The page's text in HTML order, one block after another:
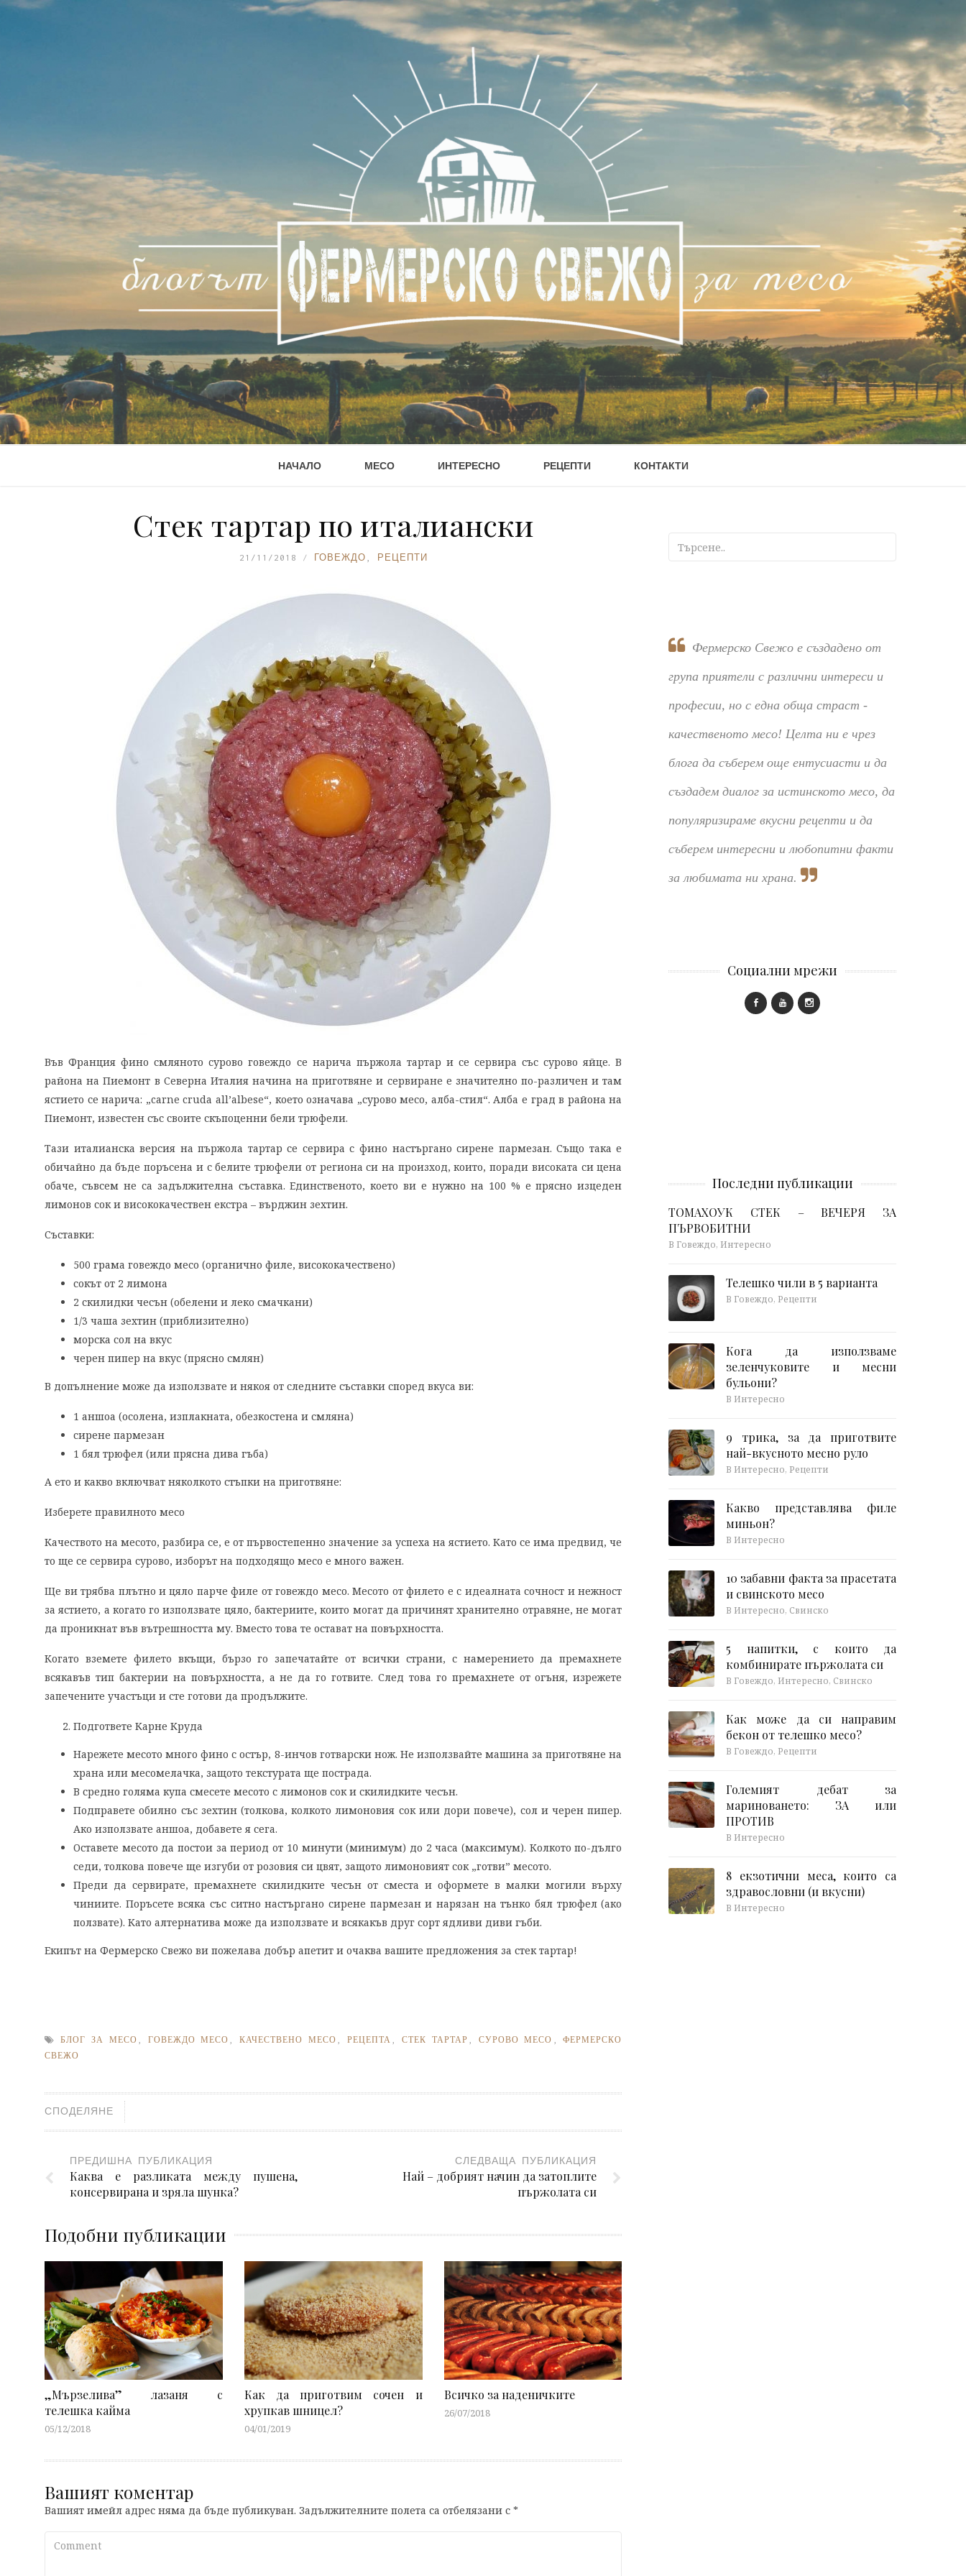
НАЧАЛО МЕСО ИНТЕРЕСНО РЕЦЕПТИ КОНТАКТИ
Стек тартар по италиански
21/11/2018 ГОВЕЖДО РЕЦЕПТИ
Във Франция фино смляното сурово говеждо се нарича пържола тартар и се сервира със сурово яйце. В
района на Пиемонт в Северна Италия начина на приготвяне и сервиране е значително по-различен и там
ястието се нарича: „carne cruda all’albese“, което означава „сурово месо, алба-стил“. Алба е град в района на
Пиемонт, известен със своите скъпоценни бели трюфели.
Тази италианска версия на пържола тартар се сервира с фино настъргано сирене пармезан. Също така е
обичайно да бъде поръсена и с белите трюфели от региона си на произход, които, поради високата си цена
обаче, съвсем не са задължителна съставка. Единственото, което ви е нужно на 100 % е прясно изцеден
лимонов сок и висококачествен екстра – върджин зехтин.
Съставки:
500 грама говеждо месо (органично филе, висококачествено)
сокът от 2 лимона
2 скилидки чесън (обелени и леко смачкани)
1/3 чаша зехтин (приблизително)
морска сол на вкус
черен пипер на вкус (прясно смлян)
В допълнение може да използвате и някоя от следните съставки според вкуса ви:
1 аншоа (осолена, изплакната, обезкостена и смляна)
сирене пармезан
1 бял трюфел (или прясна дива гъба)
А ето и какво включват няколкото стъпки на приготвяне:
Изберете правилното месо
Качеството на месото, разбира се, е от първостепенно значение за успеха на ястието. Като се има предвид, че
то ще се сервира сурово, изборът на подходящо месо е много важен.
Ще ви трябва плътно и цяло парче филе от говеждо месо. Месото от филето е с идеалната сочност и нежност
за ястието, а когато го използвате цяло, бактериите, които могат да причинят хранително отравяне, не могат
да проникнат във вътрешността му. Вместо това те остават на повърхността.
Когато вземете филето вкъщи, бързо го запечатайте от всички страни, с намерението да премахнете
всякавъв тип бактерии на повърхността, а не да го готвите. След това го премахнете от огъня, изрежете
запечените участъци и сте готови да продължите.
Подгответе Карне Круда
Нарежете месото много фино с остър, 8-инчов готварски нож. Не използвайте машина за приготвяне на
храна или месомелачка, защото текстурата ще пострада.
В средно голяма купа смесете месото с лимонов сок и скилидките чесън.
Подправете обилно със зехтин (толкова, колкото лимоновия сок или дори повече), сол и черен пипер.
Ако използвате аншоа, добавете я сега.
Оставете месото да постои за период от 10 минути (минимум) до 2 часа (максимум). Колкото по-дълго
седи, толкова повече ще изгуби от розовия си цвят, защото лимоновият сок „готви” месото.
Преди да сервирате, премахнете скилидките чесън от сместа и оформете в малки могили върху
чиниите. Поръсете всяка със ситно настъргано сирене пармезан и нарязан на тънко бял трюфел (ако
ползвате). Като алтернатива може да използвате и всякакъв друг сорт ядливи диви гъби.
Екипът на Фермерско Свежо ви пожелава добър апетит и очаква вашите предложения за стек тартар!
БЛОГ ЗА МЕСО ГОВЕЖДО МЕСО ,КАЧЕСТВЕНО МЕСО ,РЕЦЕПТА СТЕК ТАРТАР СУРОВО МЕСО ,ФЕРМЕРСКО
СВЕЖО
СПОДЕЛЯНЕ
ПРЕДИШНА ПУБЛИКАЦИЯ
Каква е разликата между пушена,
консервирана и зряла шунка?
СЛЕДВАЩА ПУБЛИКАЦИЯ
Най – добрият начин да затоплите
пържолата си
Подобни публикации
„Мързелива” лазаня с
телешка кайма
05/12/2018
Как да приготвим сочен и
хрупкав шницел?
04/01/2019
Всичко за наденичките
26/07/2018
Вашият коментар
Вашият имейл адрес няма да бъде публикуван. Задължителните полета са отбелязани с*
Comment
Фермерско Свежо е създадено от
група приятели с различни интереси и
професии, но с една обща страст -
качественото месо! Целта ни е чрез
блога да съберем още ентусиасти и да
създадем диалог за истинското месо, да
популяризираме вкусни рецепти и да
съберем интересни и любопитни факти
за любимата ни храна.
Социални мрежи
Последни публикации
ТОМАХОУК СТЕК – ВЕЧЕРЯ ЗА
ПЪРВОБИТНИ
В Говеждо, Интересно
Телешко чили в 5 варианта
В Говеждо, Рецепти
Кога да използваме
зеленчуковите и месни
бульони?
В Интересно
9 трика, за да приготвите
най-вкусното месно руло
В Интересно, Рецепти
Какво представлява филе
миньон?
В Интересно
10 забавни факта за прасетата
и свинското месо
В Интересно, Свинско
5 напитки, с които да
комбинирате пържолата си
В Говеждо, Интересно, Свинско
Как може да си направим
бекон от телешко месо?
В Говеждо, Рецепти
Големият дебат за
мариноването: ЗА или
ПРОТИВ
В Интересно
8 екзотични меса, които са
здравословни (и вкусни)
В Интересно